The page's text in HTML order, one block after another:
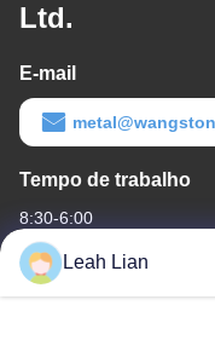
Ltd.
E-mail
Tempo de trabalho
8:30-6:00
O nosso endereço
Unidade 701A, n.o 837
Leah Lian